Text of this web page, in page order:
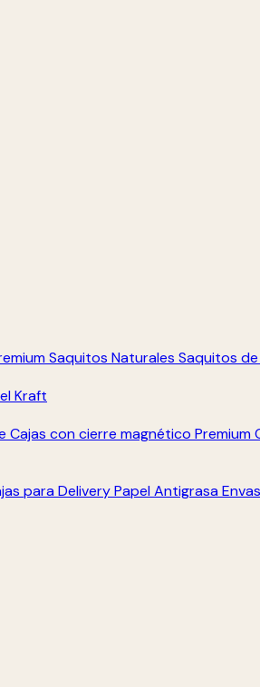
Saquitos Naturales Saquitos
Kraft
Cajas con cierre magnético Premium
para DeliveryPapel Antigrasa